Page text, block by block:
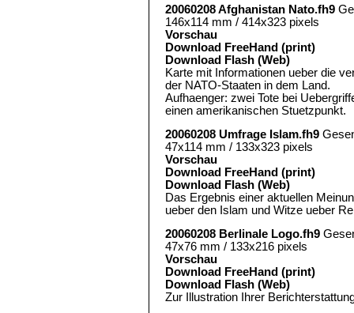
20060208 Afghanistan Nato.fh9
146x114 mm / 414x323 pixels
Vorschau
Download FreeHand (print)
Download Flash (Web)
Karte mit Informationen ueber die
der NATO-Staaten in dem Land.
Aufhaenger: zwei Tote bei
einen amerikanischen Stuetzpunkt.
20060208 Umfrage Islam.fh9
47x114 mm / 133x323 pixels
Vorschau
Download FreeHand (print)
Download Flash (Web)
Das Ergebnis einer aktuellen
ueber den Islam und Witze ueber
20060208 Berlinale Logo.fh9
47x76 mm / 133x216 pixels
Vorschau
Download FreeHand (print)
Download Flash (Web)
Zur Illustration Ihrer